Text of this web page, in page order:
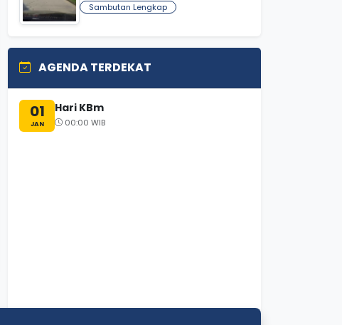
Sambutan Lengkap
AGENDA TERDEKAT
01
JAN
Hari KBm
00:00 WIB